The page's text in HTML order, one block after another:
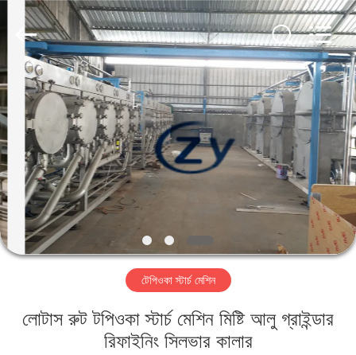
বাড়ি
পণ্য
আমাদের
সম্পর্কে
কারখানা
Henan
Zhiyuan
Starch
Engineering
Machinery
Co.,ltd.
Rights
Reserved.
টেপিওকা স্টার্চ মেশিন
লোটাস রুট টপিওকা স্টার্চ মেশিন মিষ্টি আলু গ্রাইন্ডার
রিফাইনিং সিলভার কালার